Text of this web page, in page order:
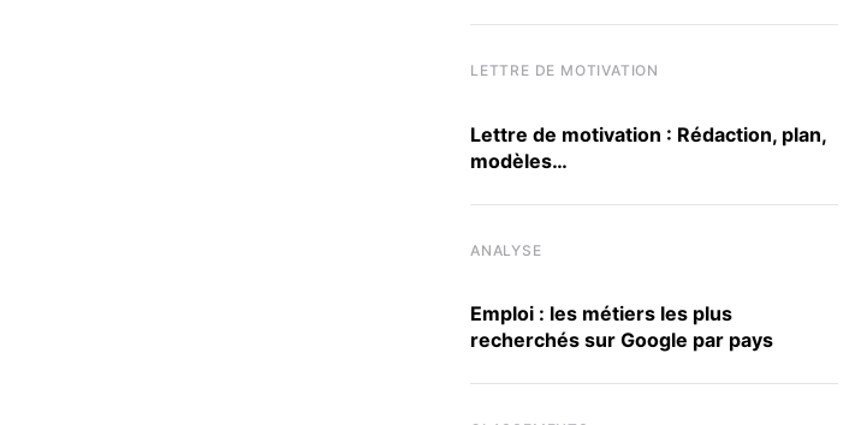
LETTRE DE MOTIVATION
Lettre de motivation : Rédaction, plan,
modèles…
ANALYSE
Emploi : les métiers les plus
recherchés sur Google par pays